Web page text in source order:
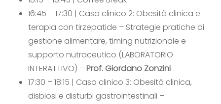
16:45 – 17:30 | Caso clinico 2: Obesità clinica e
terapia con tirzepatide – Strategie pratiche di
gestione alimentare, timing nutrizionale e
supporto nutraceutico (LABORATORIO
INTERATTIVO) –Prof. Giordano Zonzini
17:30 – 18:15 | Caso clinico 3: Obesità clinica,
disbiosi e disturbi gastrointestinali –